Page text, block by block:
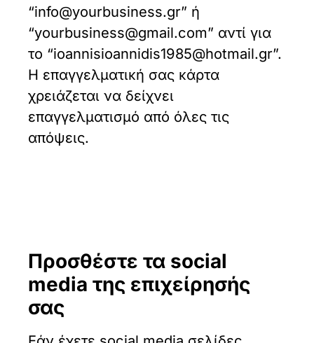
“info@yourbusiness.gr” ή
“yourbusiness@gmail.com” αντί για
το “ioannisioannidis1985@hotmail.gr”.
Η επαγγελματική σας κάρτα
χρειάζεται να δείχνει
επαγγελματισμό από όλες τις
απόψεις.
Προσθέστε τα social
media της επιχείρησής
σας